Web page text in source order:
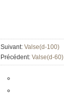
Suivant: Valse(d-100)
Précédent: Valse(d-60)